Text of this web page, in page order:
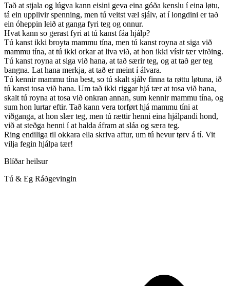
Tað at stjala og lúgva kann eisini geva eina góða kenslu í eina løtu,
tá ein upplivir spenning, men tú veitst væl sjálv, at í longdini er tað
ein óheppin leið at ganga fyri teg og onnur.
Hvat kann so gerast fyri at tú kanst fáa hjálp?
Tú kanst ikki broyta mammu tína, men tú kanst royna at siga við
mammu tína, at tú ikki orkar at liva við, at hon ikki vísir tær virðing.
Tú kanst royna at siga við hana, at tað særir teg, og at tað ger teg
bangna. Lat hana merkja, at tað er meint í álvara.
Tú kennir mammu tína best, so tú skalt sjálv finna ta røttu løtuna, ið
tú kanst tosa við hana. Um tað ikki riggar hjá tær at tosa við hana,
skalt tú royna at tosa við onkran annan, sum kennir mammu tína, og
sum hon lurtar eftir. Tað kann vera torført hjá mammu tíni at
viðganga, at hon slær teg, men tú rættir henni eina hjálpandi hond,
við at steðga henni í at halda áfram at sláa og særa teg.
Ring endiliga til okkara ella skriva aftur, um tú hevur tørv á tí. Vit
vilja fegin hjálpa tær!
Blíðar heilsur
Tú & Eg Ráðgevingin